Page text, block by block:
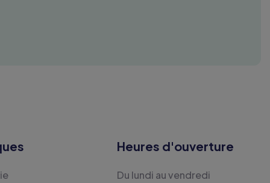
Heures d'ouverture
Du lundi au vendredi